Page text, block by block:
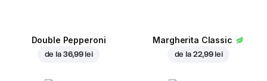
Double Pepperoni
de la 36,99 lei
Margherita Classic
de la 22,99 lei